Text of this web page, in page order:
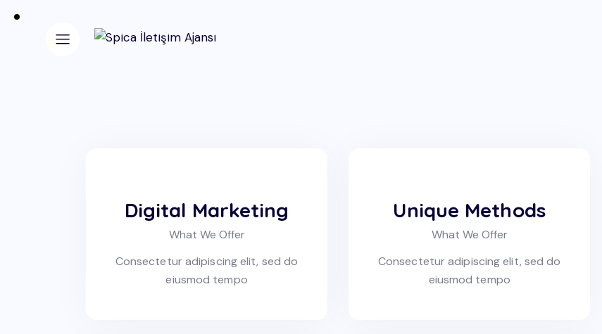
Digital Marketing
What We Offer
Consectetur adipiscing elit, sed do
eiusmod tempo
Unique Methods
What We Offer
Consectetur adipiscing elit, sed do
eiusmod tempo